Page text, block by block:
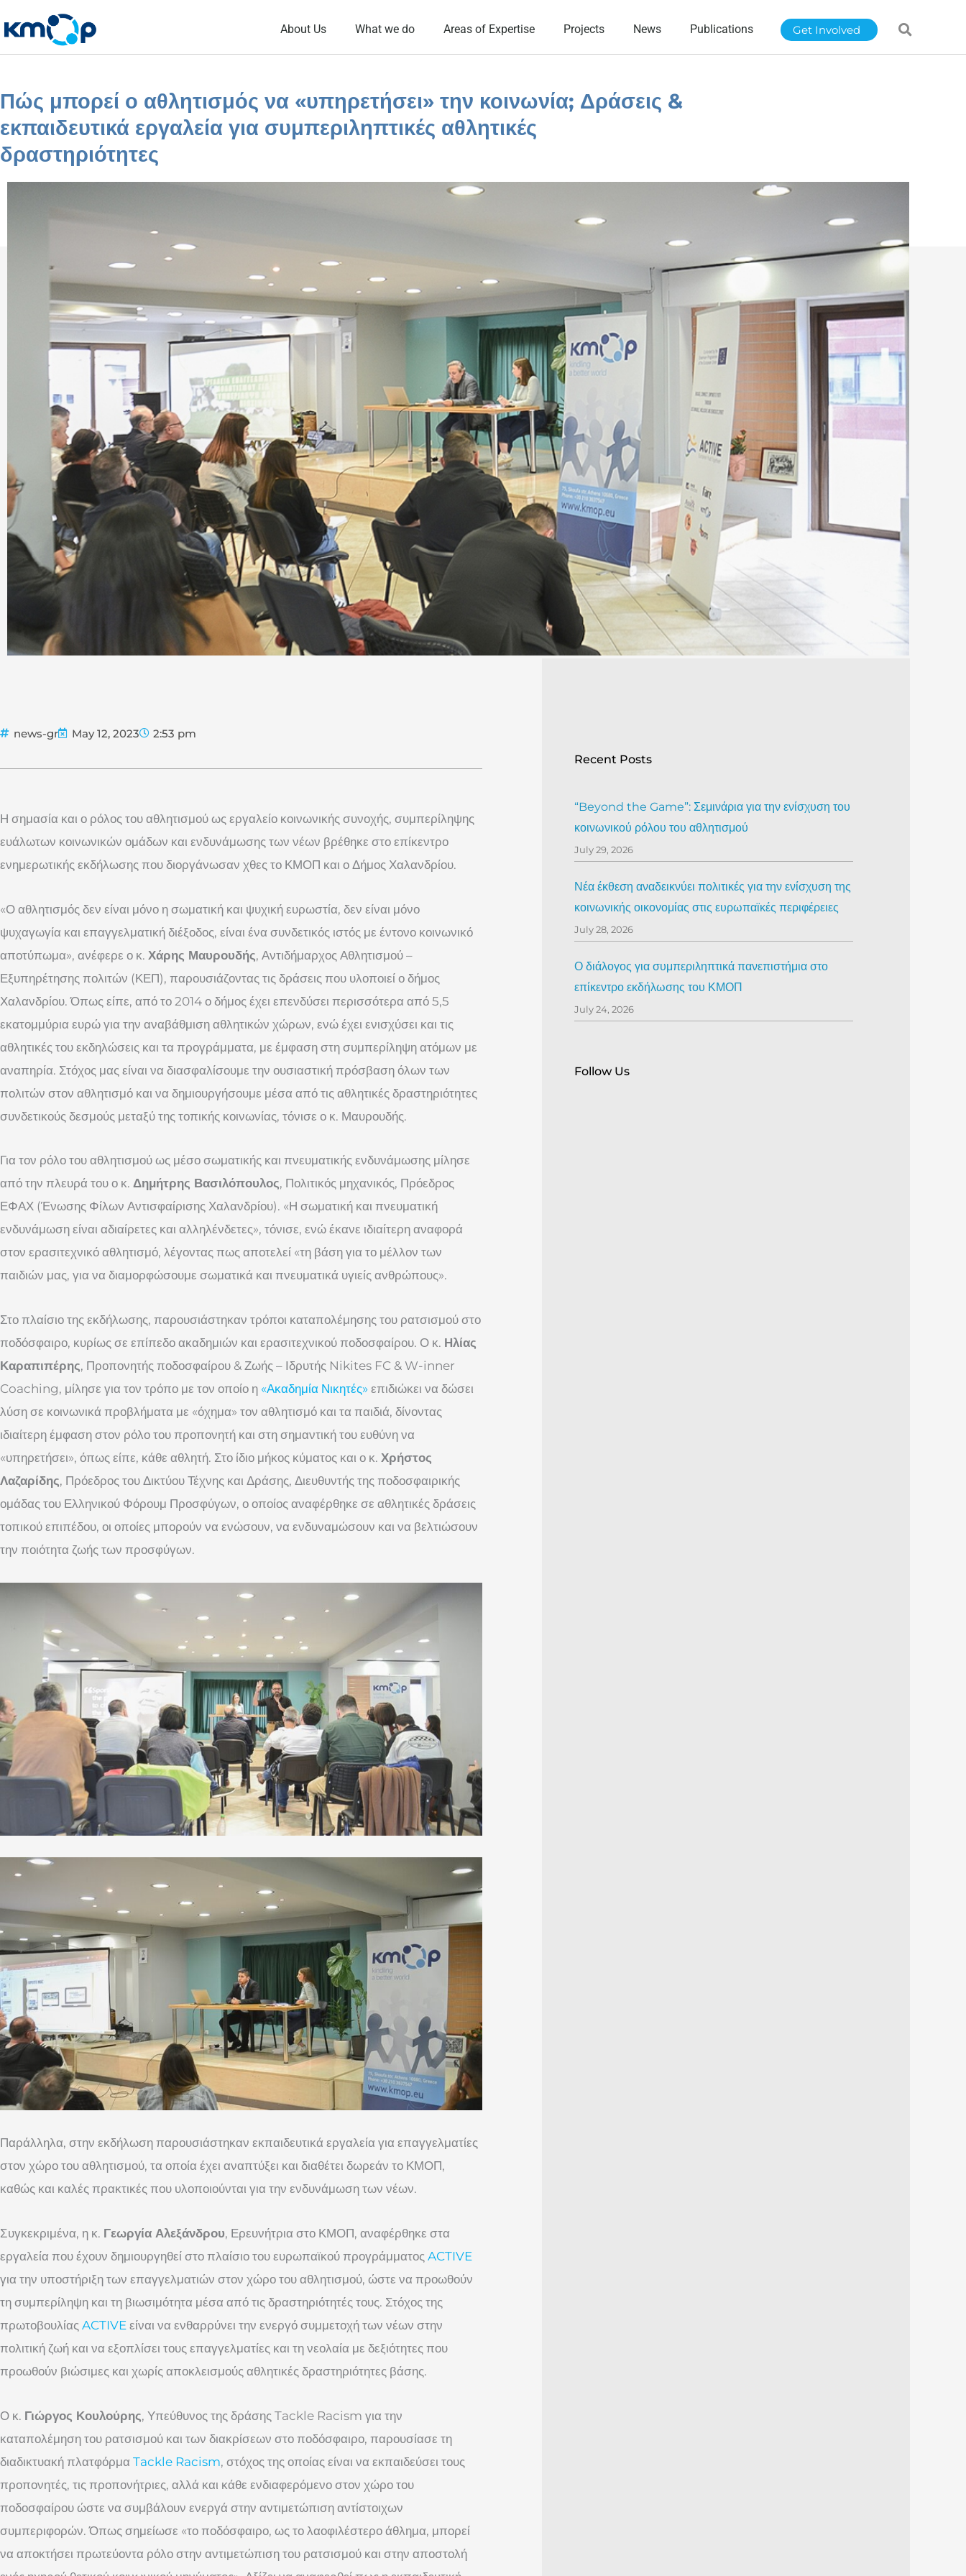
to
content
About Us What we do Areas of Expertise Projects News Publications Get Involved
Πώς μπορεί ο αθλητισμός να «υπηρετήσει» την κοινωνία; Δράσεις &
εκπαιδευτικά εργαλεία για συμπεριληπτικές αθλητικές
δραστηριότητες
news-gr May 12, 2023 2:53 pm
Η σημασία και ο ρόλος του αθλητισμού ως εργαλείο κοινωνικής συνοχής, συμπερίληψης
ευάλωτων κοινωνικών ομάδων και ενδυνάμωσης των νέων βρέθηκε στο επίκεντρο
ενημερωτικής εκδήλωσης που διοργάνωσαν χθες το ΚΜΟΠ και ο Δήμος Χαλανδρίου.
«Ο αθλητισμός δεν είναι μόνο η σωματική και ψυχική ευρωστία, δεν είναι μόνο
ψυχαγωγία και επαγγελματική διέξοδος, είναι ένα συνδετικός ιστός με έντονο κοινωνικό
αποτύπωμα», ανέφερε ο κ. Χάρης Μαυρουδής, Αντιδήμαρχος Αθλητισμού –
Εξυπηρέτησης πολιτών (ΚΕΠ), παρουσιάζοντας τις δράσεις που υλοποιεί ο δήμος
Χαλανδρίου. Όπως είπε, από το 2014 ο δήμος έχει επενδύσει περισσότερα από 5,5
εκατομμύρια ευρώ για την αναβάθμιση αθλητικών χώρων, ενώ έχει ενισχύσει και τις
αθλητικές του εκδηλώσεις και τα προγράμματα, με έμφαση στη συμπερίληψη ατόμων με
αναπηρία. Στόχος μας είναι να διασφαλίσουμε την ουσιαστική πρόσβαση όλων των
πολιτών στον αθλητισμό και να δημιουργήσουμε μέσα από τις αθλητικές δραστηριότητες
συνδετικούς δεσμούς μεταξύ της τοπικής κοινωνίας, τόνισε ο κ. Μαυρουδής.
Για τον ρόλο του αθλητισμού ως μέσο σωματικής και πνευματικής ενδυνάμωσης μίλησε
από την πλευρά του ο κ. Δημήτρης Βασιλόπουλος, Πολιτικός μηχανικός, Πρόεδρος
ΕΦΑΧ (Ένωσης Φίλων Αντισφαίρισης Χαλανδρίου). «Η σωματική και πνευματική
ενδυνάμωση είναι αδιαίρετες και αλληλένδετες», τόνισε, ενώ έκανε ιδιαίτερη αναφορά
στον ερασιτεχνικό αθλητισμό, λέγοντας πως αποτελεί «τη βάση για το μέλλον των
παιδιών μας, για να διαμορφώσουμε σωματικά και πνευματικά υγιείς ανθρώπους».
Στο πλαίσιο της εκδήλωσης, παρουσιάστηκαν τρόποι καταπολέμησης του ρατσισμού στο
ποδόσφαιρο, κυρίως σε επίπεδο ακαδημιών και ερασιτεχνικού ποδοσφαίρου. Ο κ. Ηλίας
Καραπιπέρης, Προπονητής ποδοσφαίρου & Ζωής – Ιδρυτής Nikites FC & W-inner
Coaching, μίλησε για τον τρόπο με τον οποίο η «Ακαδημία Νικητές» επιδιώκει να δώσει
λύση σε κοινωνικά προβλήματα με «όχημα» τον αθλητισμό και τα παιδιά, δίνοντας
ιδιαίτερη έμφαση στον ρόλο του προπονητή και στη σημαντική του ευθύνη να
«υπηρετήσει», όπως είπε, κάθε αθλητή. Στο ίδιο μήκος κύματος και ο κ. Χρήστος
Λαζαρίδης, Πρόεδρος του Δικτύου Τέχνης και Δράσης, Διευθυντής της ποδοσφαιρικής
ομάδας του Ελληνικού Φόρουμ Προσφύγων, ο οποίος αναφέρθηκε σε αθλητικές δράσεις
τοπικού επιπέδου, οι οποίες μπορούν να ενώσουν, να ενδυναμώσουν και να βελτιώσουν
την ποιότητα ζωής των προσφύγων.
Παράλληλα, στην εκδήλωση παρουσιάστηκαν εκπαιδευτικά εργαλεία για επαγγελματίες
στον χώρο του αθλητισμού, τα οποία έχει αναπτύξει και διαθέτει δωρεάν το ΚΜΟΠ,
καθώς και καλές πρακτικές που υλοποιούνται για την ενδυνάμωση των νέων.
Συγκεκριμένα, η κ. Γεωργία Αλεξάνδρου, Ερευνήτρια στο ΚΜΟΠ, αναφέρθηκε στα
εργαλεία που έχουν δημιουργηθεί στο πλαίσιο του ευρωπαϊκού προγράμματος ACTIVE
για την υποστήριξη των επαγγελματιών στον χώρο του αθλητισμού, ώστε να προωθούν
τη συμπερίληψη και τη βιωσιμότητα μέσα από τις δραστηριότητές τους. Στόχος της
πρωτοβουλίας ACTIVE είναι να ενθαρρύνει την ενεργό συμμετοχή των νέων στην
πολιτική ζωή και να εξοπλίσει τους επαγγελματίες και τη νεολαία με δεξιότητες που
προωθούν βιώσιμες και χωρίς αποκλεισμούς αθλητικές δραστηριότητες βάσης.
Ο κ. Γιώργος Κουλούρης, Υπεύθυνος της δράσης Tackle Racism για την
καταπολέμηση του ρατσισμού και των διακρίσεων στο ποδόσφαιρο, παρουσίασε τη
διαδικτυακή πλατφόρμα Tackle Racism, στόχος της οποίας είναι να εκπαιδεύσει τους
προπονητές, τις προπονήτριες, αλλά και κάθε ενδιαφερόμενο στον χώρο του
ποδοσφαίρου ώστε να συμβάλουν ενεργά στην αντιμετώπιση αντίστοιχων
συμπεριφορών. Όπως σημείωσε «το ποδόσφαιρο, ως το λαοφιλέστερο άθλημα, μπορεί
να αποκτήσει πρωτεύοντα ρόλο στην αντιμετώπιση του ρατσισμού και στην αποστολή
Recent Posts
“Beyond the Game”: Σεμινάρια για την ενίσχυση του
κοινωνικού ρόλου του αθλητισμού
July 29, 2026
Νέα έκθεση αναδεικνύει πολιτικές για την ενίσχυση της
κοινωνικής οικονομίας στις ευρωπαϊκές περιφέρειες
July 28, 2026
Ο διάλογος για συμπεριληπτικά πανεπιστήμια στο
επίκεντρο εκδήλωσης του ΚΜΟΠ
July 24, 2026
Follow Us